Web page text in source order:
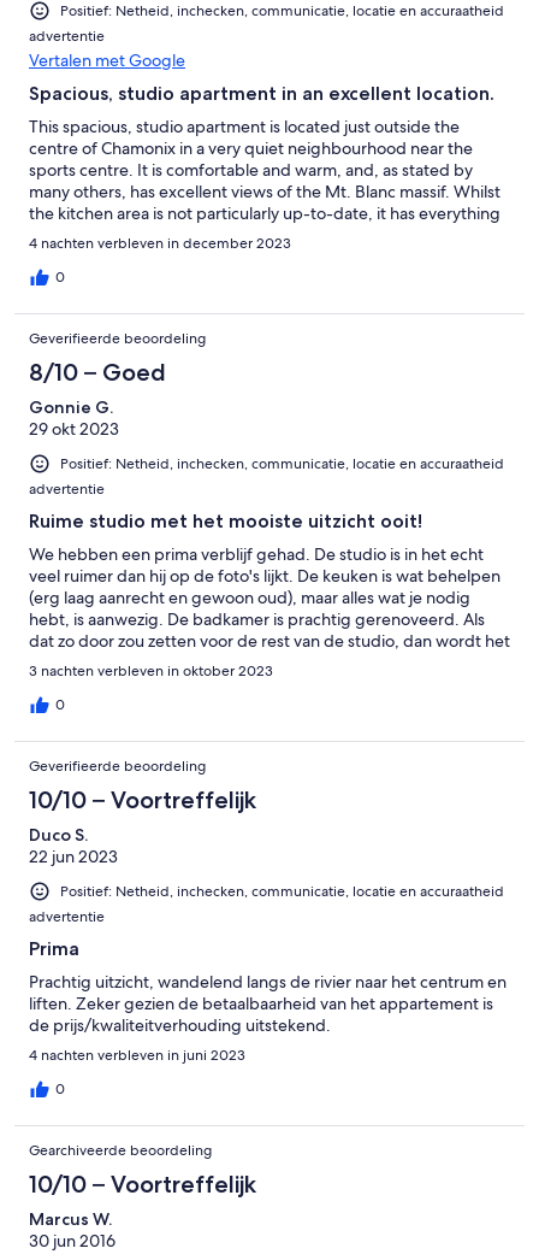
Positief: Netheid, inchecken, communicatie, locatie en accuraatheid
advertentie
Vertalen met Google
Spacious, studio apartment in an excellent location.
This spacious, studio apartment is located just outside the
centre of Chamonix in a very quiet neighbourhood near the
sports centre. It is comfortable and warm, and, as stated by
many others, has excellent views of the Mt. Blanc massif. Whilst
the kitchen area is not particularly up-to-date, it has everything
you need for a short stay. The shower room is modern and
in December 2023, it represents very good value for money. Be
visit implied that linen can be hired for 12€, this is not the case:
you have to bring your own. Also, you must pick up your own
visitor card(s) from the Tourist Office, where proof of your
booking will be required. We would thoroughly recommend this
apartment to any couple wishing to spend a holiday in a quiet
area of Chamonix.
4 nachten verbleven in december 2023
0
Geverifieerde beoordeling
8/10 – Goed
Gonnie G.
29 okt 2023
Positief: Netheid, inchecken, communicatie, locatie en accuraatheid
advertentie
Ruime studio met het mooiste uitzicht ooit!
We hebben een prima verblijf gehad. De studio is in het echt
veel ruimer dan hij op de foto's lijkt. De keuken is wat behelpen
(erg laag aanrecht en gewoon oud), maar alles wat je nodig
hebt, is aanwezig. De badkamer is prachtig gerenoveerd. Als
dat zo door zou zetten voor de rest van de studio, dan wordt het
helemaal een paradijsje. We wisten dat we zelf bedtextiel etc
natuurlijk het uitzicht, direct op de bergen van het Mont
3 nachten verbleven in oktober 2023
0
Geverifieerde beoordeling
10/10 – Voortreffelijk
Duco S.
22 jun 2023
Positief: Netheid, inchecken, communicatie, locatie en accuraatheid
advertentie
Prima
Prachtig uitzicht, wandelend langs de rivier naar het centrum en
liften. Zeker gezien de betaalbaarheid van het appartement is
de prijs/kwaliteitverhouding uitstekend.
4 nachten verbleven in juni 2023
0
Gearchiveerde beoordeling
10/10 – Voortreffelijk
Marcus W.
30 jun 2016